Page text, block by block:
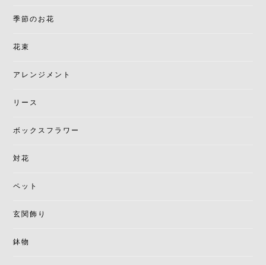
季節のお花
花束
アレンジメント
リース
ボックスフラワー
対花
ペット
玄関飾り
鉢物